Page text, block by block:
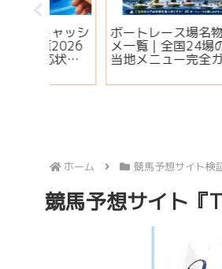
びわこSG第31回オーシ
ャンカップ2026｜出場
選手・ドリーム戦・注目
ホーム 競馬予想サイト検
競馬予想サイト『